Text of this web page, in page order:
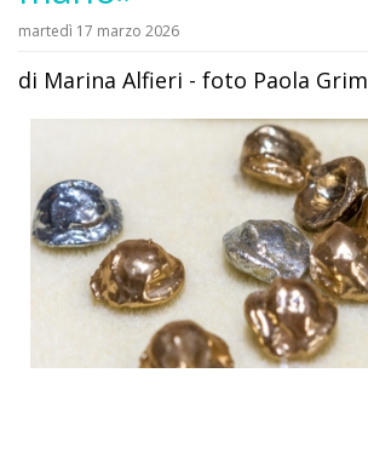
martedì 17 marzo 2026
di Marina Alfieri - foto Paola